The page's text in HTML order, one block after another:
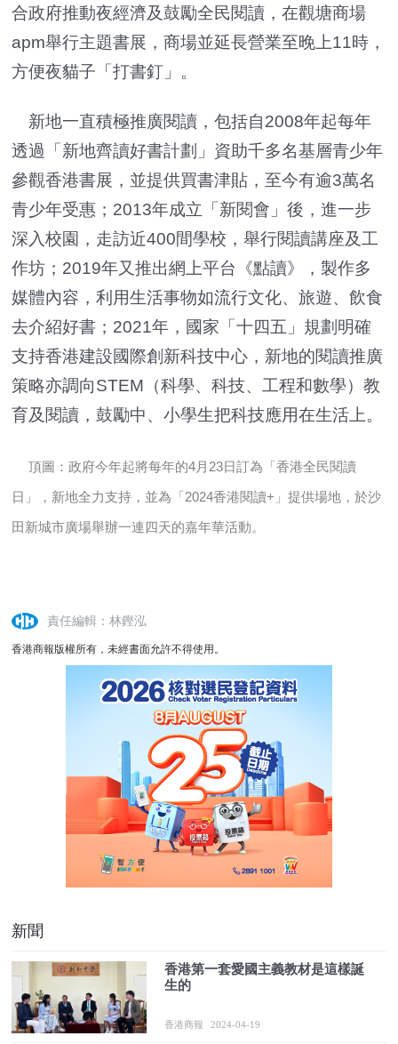
合政府推動夜經濟及鼓勵全民閱讀，在觀塘商場
apm舉行主題書展，商場並延長營業至晚上11時，
方便夜貓子「打書釘」。
新地一直積極推廣閱讀，包括自2008年起每年
透過「新地齊讀好書計劃」資助千多名基層青少年
參觀香港書展，並提供買書津貼，至今有逾3萬名
青少年受惠；2013年成立「新閱會」後，進一步
深入校園，走訪近400間學校，舉行閱讀講座及工
作坊；2019年又推出網上平台《點讀》，製作多
媒體內容，利用生活事物如流行文化、旅遊、飲食
去介紹好書；2021年，國家「十四五」規劃明確
支持香港建設國際創新科技中心，新地的閱讀推廣
策略亦調向STEM（科學、科技、工程和數學）教
育及閱讀，鼓勵中、小學生把科技應用在生活上。
頂圖：政府今年起將每年的4月23日訂為「香港全民閱讀
日」，新地全力支持，並為「2024香港閱讀+」提供場地，於沙
田新城市廣場舉辦一連四天的嘉年華活動。
責任編輯：林鏗泓
香港商報版權所有，未經書面允許不得使用。
新聞
香港第一套愛國主義教材是這樣誕
生的
香港商報 2024-04-19